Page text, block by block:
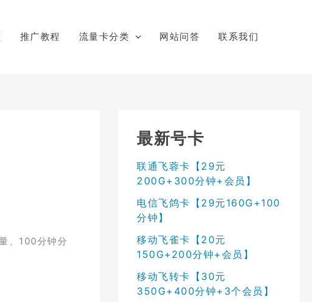
推广教程 流量卡分类 网站问答 联系我们
、100分钟分
最新号卡
联通飞蓉卡【29元
200G+300分钟+会员】
电信飞鸽卡【29元160G+100
分钟】
移动飞雀卡【20元
150G+200分钟+会员】
移动飞转卡【30元
350G+400分钟+3个会员】